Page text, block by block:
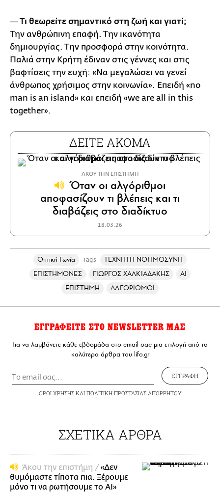
― Τι θεωρείτε σημαντικό στη ζωή και γιατί;
Την ανθρώπινη επαφή. Την ικανότητα
δημιουργίας. Την προσφορά στην κοινότητα.
Παλιά στην Κρήτη έδιναν στις γέννες και στις
βαφτίσεις την ευχή: «Να μεγαλώσει να γενεί
άνθρωπος χρήσιμος στην κοινωνία». Επειδή «no
man is an island» και επειδή «we are all in this
together».
ΔΕΙΤΕ ΑΚΟΜΑ
ΑΚΟΥ ΤΗΝ ΕΠΙΣΤΗΜΗ
Όταν οι αλγόριθμοι
αποφασίζουν τι βλέπεις και τι
διαβάζεις στο διαδίκτυο
18.03.26
Οπτική Γωνία Tags
ΤΕΧΝΗΤΗ ΝΟΗΜΟΣΥΝΗ
ΕΠΙΣΤΗΜΟΝΕΣ
ΓΙΩΡΓΟΣ ΧΑΛΚΙΑΔΑΚΗΣ
ΑΙ
ΕΠΙΣΤΗΜΗ
ΑΛΓΟΡΙΘΜΟΙ
ΕΓΓΡΑΦΕΙΤΕ ΣΤΟ NEWSLETTER ΜΑΣ
Για να λαμβάνετε κάθε εβδομάδα στο email σας μια επιλογή από τα
καλύτερα άρθρα του lifo.gr
ΕΓΓΡΑΦΗ
ΟΡΟΙ ΧΡΗΣΗΣΚΑΙ ΠΟΛΙΤΙΚΗ ΠΡΟΣΤΑΣΙΑΣ ΑΠΟΡΡΗΤΟΥ
ΣΧΕΤΙΚΑ ΑΡΘΡΑ
Άκου την επιστήμη /«Δεν
θυμόμαστε τίποτα πια. Ξέρουμε
μόνο τι να ρωτήσουμε το ΑΙ»